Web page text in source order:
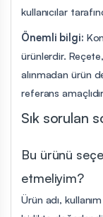
kullanıcılar
Önemli bilgi:
ürünlerdir.
alınmadan ürün
referans
Sık sorulan
Bu ürünü
etmeliyim?
Ürün adı,